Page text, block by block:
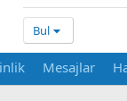
Bul
Mesajlar